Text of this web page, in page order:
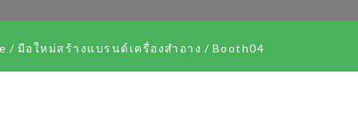
/ มือใหม่สร้างแบรนด์เครื่องสำอาง / Booth04